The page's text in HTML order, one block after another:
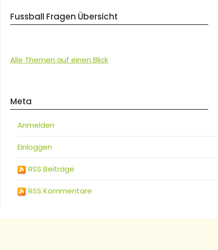
Fussball Fragen Übersicht
Alle Themen auf einen Blick
Meta
Anmelden
Einloggen
RSS Beiträge
RSS Kommentare